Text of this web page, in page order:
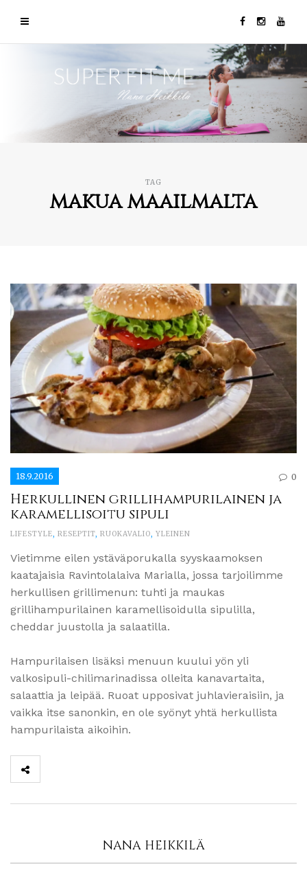
TAG
makua maailmalta
18.9.2016 0
Herkullinen grillihampurilainen ja
karamellisoitu sipuli
LIFESTYLE, RESEPTIT, RUOKAVALIO, YLEINEN
Vietimme eilen ystäväporukalla syyskaamoksen
kaatajaisia Ravintolalaiva Marialla, jossa tarjoilimme
herkullisen grillimenun: tuhti ja maukas
grillihampurilainen karamellisoidulla sipulilla,
cheddar juustolla ja salaatilla.
Hampurilaisen lisäksi menuun kuului yön yli
valkosipuli-chilimarinadissa olleita kanavartaita,
salaattia ja leipää. Ruoat upposivat juhlavieraisiin, ja
vaikka itse sanonkin, en ole syönyt yhtä herkullista
hampurilaista aikoihin.
NANA HEIKKILÄ